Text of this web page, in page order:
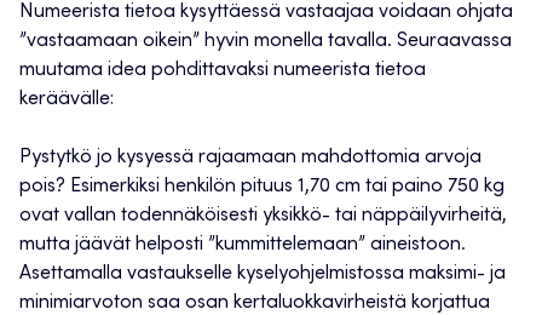
Numeerista tietoa kysyttäessä vastaajaa voidaan ohjata
”vastaamaan oikein” hyvin monella tavalla. Seuraavassa
muutama idea pohdittavaksi numeerista tietoa
keräävälle:
Pystytkö jo kysyessä rajaamaan mahdottomia arvoja
pois? Esimerkiksi henkilön pituus 1,70 cm tai paino 750 kg
ovat vallan todennäköisesti yksikkö- tai näppäilyvirheitä,
mutta jäävät helposti ”kummittelemaan” aineistoon.
Asettamalla vastaukselle kyselyohjelmistossa maksimi- ja
minimiarvoton saa osan kertaluokkavirheistä korjattua